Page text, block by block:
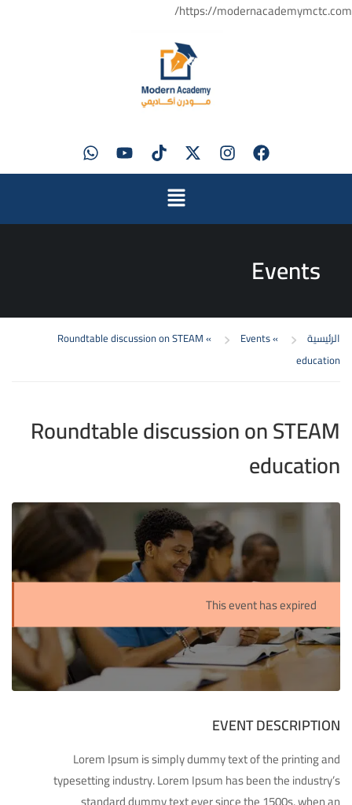
https://modernacademymctc.com/
Events
الرئيسية »
Events
»
Roundtable discussion on STEAM
education
Roundtable discussion on STEAM
education
This event has expired
EVENT DESCRIPTION
Lorem Ipsum is simply dummy text of the printing and
typesetting industry. Lorem Ipsum has been the industry’s